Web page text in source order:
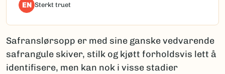
EN Sterkt truet
Safranslørsopp er med sine ganske vedvarende
safrangule skiver, stilk og kjøtt forholdsvis lett å
identifisere, men kan nok i visse stadier